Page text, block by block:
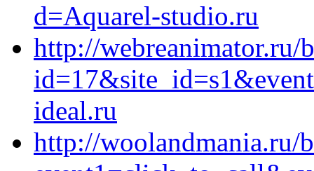
d=Aquarel-studio.ru
http://
ideal.ru
http://woolandmania.ru/